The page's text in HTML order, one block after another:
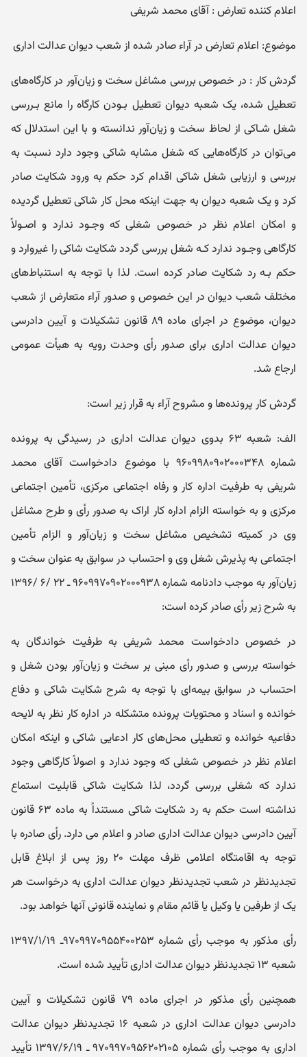
اعلام ‌کننده تعارض : آقای محمد شریفی
موضوع: اعلام تعارض در آراء صادر شده از شعب دیوان عدالت اداری
گردش کار : در خصوص بررسی مشاغل سخت و زیان‌آور در کارگاه‌های
تعطیل شده، یک شعبه دیوان تعطیل بـودن کارگاه را مانع بـررسی
شغل شـاکی از لحاظ سخت و زیان‌آور ندانسته و با این استدلال که
می‌توان در کارگاه‌هایی که شغل مشابه شاکی وجود دارد نسبت به
بررسی و ارزیابی شغل شاکی اقدام کرد حکم به ورود شکایت صادر
کرد و یک شعبه دیوان به جهت اینکه محل کار شاکی تعطیل گردیده
و امکان اعلام نظر در خصوص شغلی که وجـود ندارد و اصـولاً
کارگاهی وجـود ندارد کـه شغل بررسی گردد شکایت شاکی را غیروارد و
حکم بـه رد شکایت صادر کرده است. لذا با توجه به استنباط‌های
مختلف شعب دیوان در این خصوص و صدور آراء متعارض از شعب
دیوان، موضوع در اجرای ماده ۸۹ قانون تشکیلات و آیین دادرسی
دیوان عدالت اداری برای صدور رأی وحدت رویه به هیأت عمومی
ارجاع شد.
گردش کار پرونده‌ها و مشروح آراء به قرار زیر است:
الف: شعبه ۶۳ بدوی دیوان عدالت اداری در رسیدگی به پرونده
شماره ۹۶۰۹۹۸۰۹۰۲۰۰۰۳۴۸ با موضوع دادخواست آقای محمد
شریفی به طرفیت اداره کار و رفاه اجتماعی مرکزی، تأمین اجتماعی
مرکزی و به خواسته الزام اداره کار اراک به صدور رأی و طرح مشاغل
وی در کمیته تشخیص مشاغل سخت و زیان‌آور و الزام تأمین
اجتماعی به پذیرش شغل وی و احتساب در سوابق به عنوان سخت و
زیان‌آور به موجب دادنامه شماره ۹۶۰۹۹۷۰۹۰۲۰۰۰۹۳۸ ـ ۲۲ /۶ /۱۳۹۶
به شرح زیر رأی صادر کرده است:
در خصوص دادخواست محمد شریفی به طرفیت خواندگان به
خواسته بررسی و صدور رأی مبنی بر سخت و زیان‌آور بودن شغل و
احتساب در سوابق بیمه‌ای با توجه به شرح شکایت شاکی و دفاع
خوانده و اسناد و محتویات پرونده متشکله در اداره کار نظر به لایحه
دفاعیه خوانده و تعطیلی محل‌های کار ادعایی شاکی و اینکه امکان
اعلام نظر در خصوص شغلی که وجود ندارد و اصولاً کارگاهی وجود
ندارد که شغلی بررسی گردد، لذا شکایت شاکی قابلیت استماع
نداشته است حکم به رد شکایت شاکی مستنداً به ماده ۶۳ قانون
آیین دادرسی دیوان عدالت اداری صادر و اعلام می ‌دارد. رأی صادره با
توجه به اقامتگاه اعلامی ظرف مهلت ۲۰ روز پس از ابلاغ قابل
تجدیدنظر در شعب تجدیدنظر دیوان عدالت اداری به درخواست هر
یک از طرفین یا وکیل یا قائم مقام و نماینده قانونی آنها خواهد بود.
رأی مذکور به موجب رأی شماره ۹۷۰۹۹۷۰۹۵۵۴۰۰۲۵۳ـ ۱۳۹۷/۱/۱۹
شعبه ۱۳ تجدیدنظر دیوان عدالت اداری تأیید شده است.
همچنین رأی مذکور در اجرای ماده ۷۹ قانون تشکیلات و آیین
دادرسی دیوان عدالت اداری در شعبه ۱۶ تجدیدنظر دیوان عدالت
اداری به موجب رأی شماره ۹۷۰۹۹۷۰۹۵۶۲۰۲۱۰۵ ـ ۱۳۹۷/۶/۱۹ تأیید